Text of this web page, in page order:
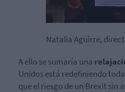
Natalia Aguirre,
A ello se sumaría una
Unidos está redefiniendo
que el riesgo de un Brexit sin